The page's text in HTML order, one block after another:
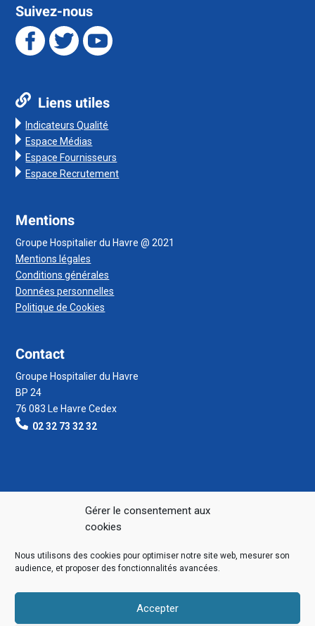
Gérer le consentement aux
cookies
Nous utilisons des cookies pour optimiser notre site web, mesurer son
audience, et proposer des fonctionnalités avancées.
Accepter
Suivez-nous
Liens utiles
Indicateurs Qualité
Espace Médias
Espace Fournisseurs
Espace Recrutement
Mentions
Groupe Hospitalier du Havre @ 2021
Mentions légales
Conditions générales
Données personnelles
Politique de Cookies
Contact
Groupe Hospitalier du Havre
BP 24
76 083 Le Havre Cedex
02 32 73 32 32